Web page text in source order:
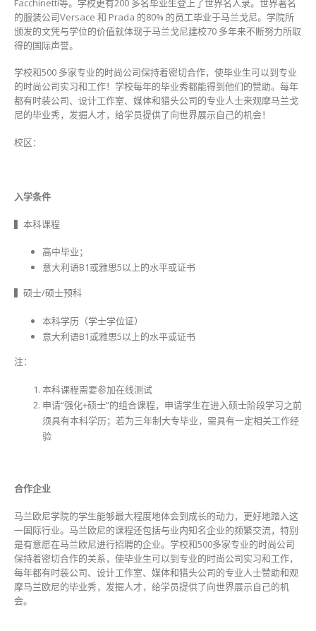
Facchinetti等。学校更有200 多名毕业生登上了世界名人录。世界著名
的服装公司Versace 和 Prada 的80% 的员工毕业于马兰戈尼。学院所
颁发的文凭与学位的价值就体现于马兰戈尼建校70 多年来不断努力所取
得的国际声誉。
学校和500 多家专业的时尚公司保持着密切合作，使毕业生可以到专业
的时尚公司实习和工作！学校每年的毕业秀都能得到他们的赞助。每年
都有时装公司、设计工作室、媒体和猎头公司的专业人士来观摩马兰戈
尼的毕业秀，发掘人才，给学员提供了向世界展示自己的机会！
校区：
入学条件
▍本科课程
高中毕业；
意大利语B1或雅思5以上的水平或证书
▍硕士/硕士预科
本科学历（学士学位证）
意大利语B1或雅思5以上的水平或证书
注：
本科课程需要参加在线测试
申请“强化+硕士”的组合课程，申请学生在进入硕士阶段学习之前
须具有本科学历；若为三年制大专毕业，需具有一定相关工作经
验
合作企业
马兰欧尼学院的学生能够最大程度地体会到成长的动力，更好地踏入这
一国际行业。马兰欧尼的课程还包括与业内知名企业的频繁交流，特别
是有意愿在马兰欧尼进行招聘的企业。学校和500多家专业的时尚公司
保持着密切合作的关系，使毕业生可以到专业的时尚公司实习和工作，
每年都有时装公司、设计工作室、媒体和猎头公司的专业人士赞助和观
摩马兰欧尼的毕业秀，发掘人才，给学员提供了向世界展示自己的机
会。